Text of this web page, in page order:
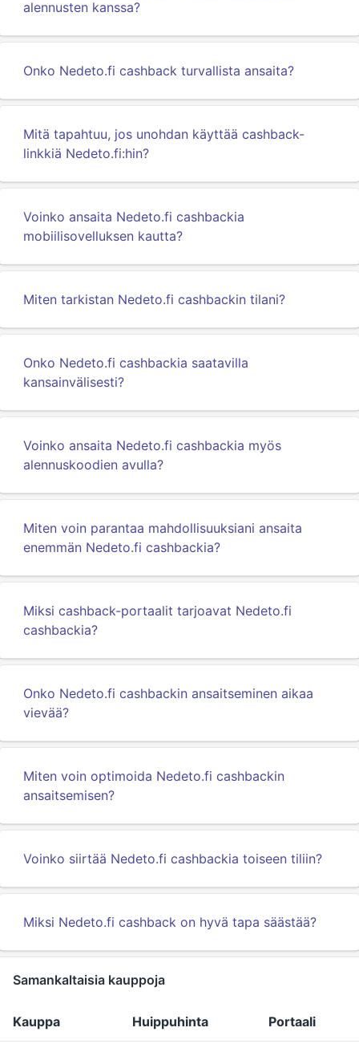
alennusten kanssa?
Onko Nedeto.fi cashback turvallista ansaita?
Mitä tapahtuu, jos unohdan käyttää cashback-
linkkiä Nedeto.fi:hin?
Voinko ansaita Nedeto.fi cashbackia
mobiilisovelluksen kautta?
Miten tarkistan Nedeto.fi cashbackin tilani?
Onko Nedeto.fi cashbackia saatavilla
kansainvälisesti?
Voinko ansaita Nedeto.fi cashbackia myös
alennuskoodien avulla?
Miten voin parantaa mahdollisuuksiani ansaita
enemmän Nedeto.fi cashbackia?
Miksi cashback-portaalit tarjoavat Nedeto.fi
cashbackia?
Onko Nedeto.fi cashbackin ansaitseminen aikaa
vievää?
Miten voin optimoida Nedeto.fi cashbackin
ansaitsemisen?
Voinko siirtää Nedeto.fi cashbackia toiseen tiliin?
Miksi Nedeto.fi cashback on hyvä tapa säästää?
Samankaltaisia kauppoja
Kauppa Huippuhinta Portaali